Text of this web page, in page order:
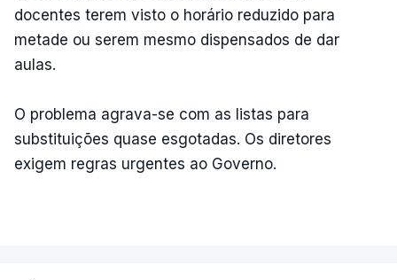
docentes terem visto o horário reduzido para
metade ou serem mesmo dispensados de dar
aulas.
O problema agrava-se com as listas para
substituições quase esgotadas. Os diretores
exigem regras urgentes ao Governo.